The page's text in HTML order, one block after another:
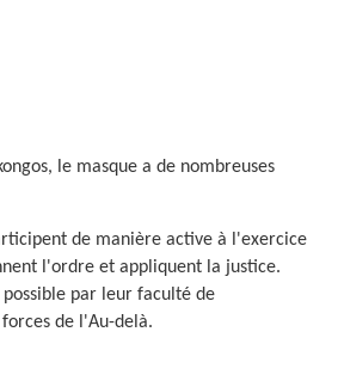
le masque a de nombreuses
de manière active à l'exercice
l'ordre et appliquent la justice.
par leur faculté de
de l'Au-delà.